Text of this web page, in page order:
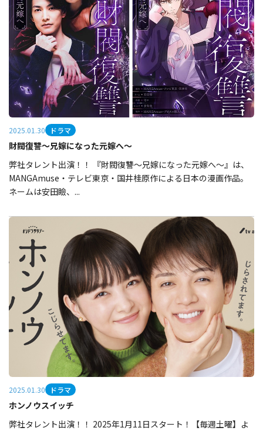
2025.01.30 ドラマ
財閥復讐～兄嫁になった元嫁へ～
弊社タレント出演！！ 『財閥復讐〜兄嫁になった元嫁へ〜』は、
MANGAmuse・テレビ東京・国井桂原作による日本の漫画作品。
ネームは安田瞼、...
2025.01.30 ドラマ
ホンノウスイッチ
弊社タレント出演！！ 2025年1月11日スタート！【毎週土曜】よ